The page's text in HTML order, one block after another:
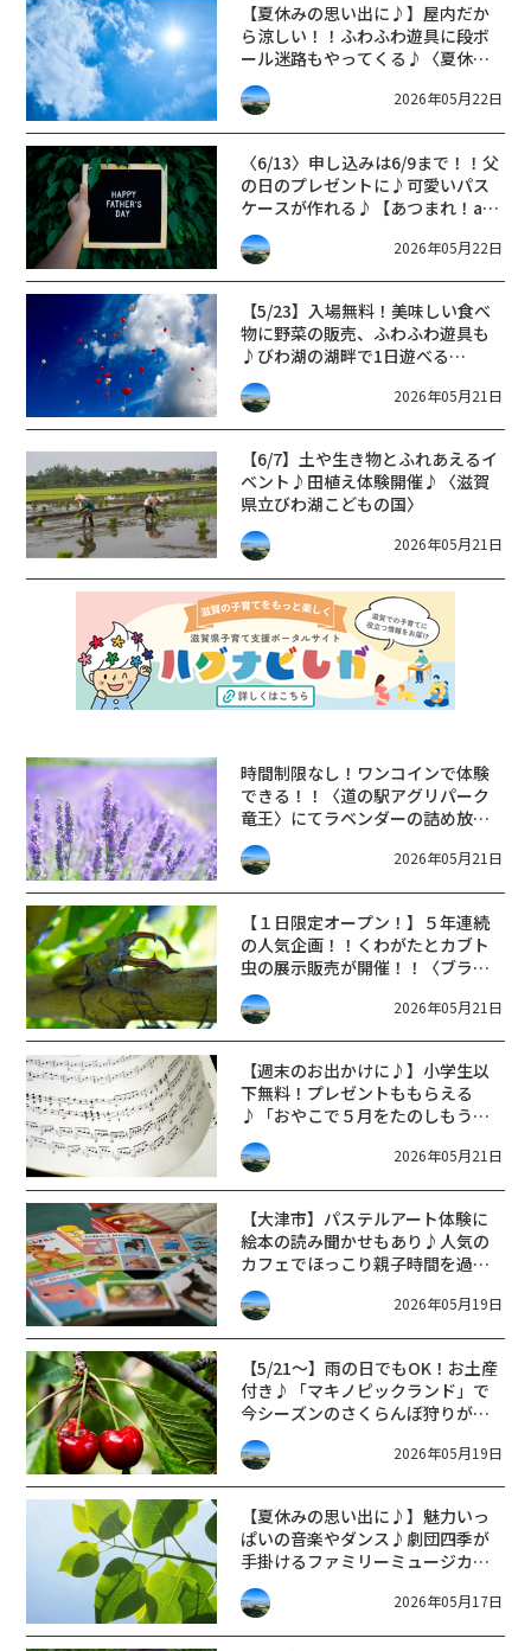
【夏休みの思い出に♪】屋内だか
ら涼しい！！ふわふわ遊具に段ボ
ール迷路もやってくる♪〈夏休み
☆にぎわい祭り〉開催決定！！
2026年05月22日
〈6/13〉申し込みは6/9まで！！父
の日のプレゼントに♪可愛いパス
ケースが作れる♪【あつまれ！ai
彩キッズ☆父の日ワークショッ
プ】開催！
2026年05月22日
【5/23】入場無料！美味しい食べ
物に野菜の販売、ふわふわ遊具も
♪びわ湖の湖畔で1日遊べる
♪〈PARK × Days! by LOMORE
marché 〉
2026年05月21日
【6/7】土や生き物とふれあえるイ
ベント♪田植え体験開催♪〈滋賀
県立びわ湖こどもの国〉
2026年05月21日
時間制限なし！ワンコインで体験
できる！！〈道の駅アグリパーク
竜王〉にてラベンダーの詰め放題
開催中！！
2026年05月21日
【１日限定オープン！】５年連続
の人気企画！！くわがたとカブト
虫の展示販売が開催！！〈ブラン
チ大津京〉
2026年05月21日
【週末のお出かけに♪】小学生以
下無料！プレゼントももらえる
♪「おやこで５月をたのしもう！
ありがとうの音楽会＋たのしいオ
ペレッタ」が開催！！〈日野町〉
2026年05月21日
【大津市】パステルアート体験に
絵本の読み聞かせもあり♪人気の
カフェでほっこり親子時間を過ご
そう！
2026年05月19日
【5/21～】雨の日でもOK！お土産
付き♪「マキノピックランド」で
今シーズンのさくらんぼ狩りがス
タート！！
2026年05月19日
【夏休みの思い出に♪】魅力いっ
ぱいの音楽やダンス♪劇団四季が
手掛けるファミリーミュージカル
を楽しもう！（草津市立草津クレ
アホール）
2026年05月17日